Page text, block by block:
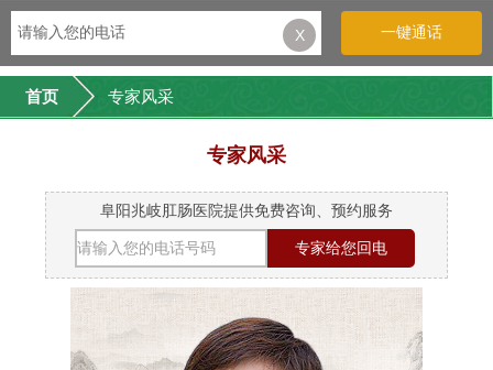
X 一键通话
首页 专家风采
专家风采
阜阳兆岐肛肠医院提供免费咨询、预约服务